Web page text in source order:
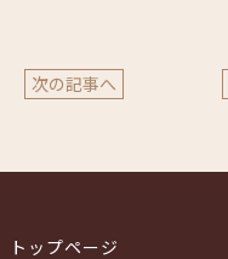
次の記事へ
トップページ